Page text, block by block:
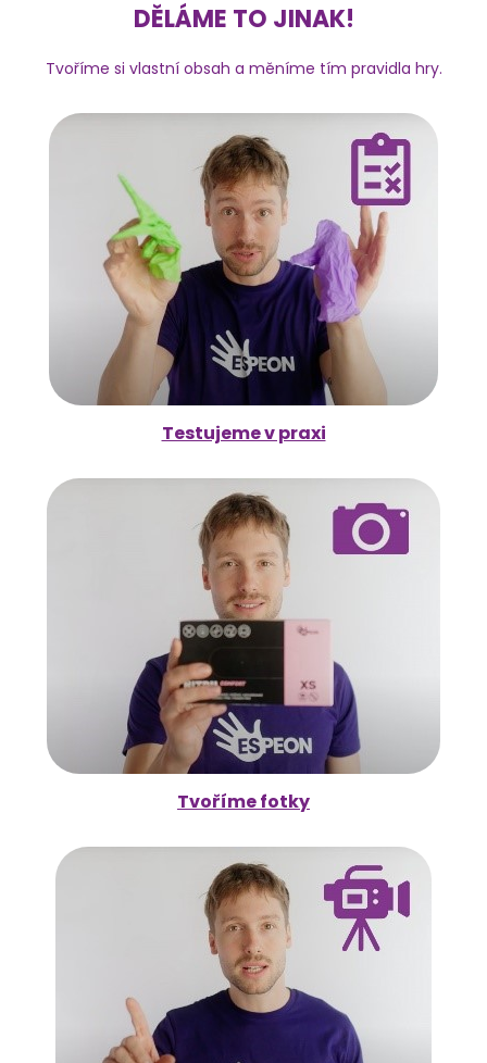
DĚLÁME TO JINAK!
Tvoříme si vlastní obsah a měníme tím pravidla hry.
Testujeme v praxi
Tvoříme fotky